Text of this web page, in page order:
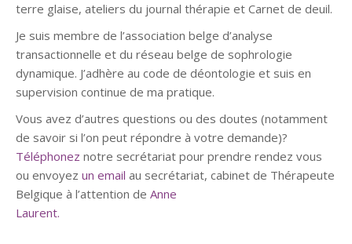
terre glaise, ateliers du journal thérapie et Carnet de deuil.
Je suis membre de l’association belge d’analyse
transactionnelle et du réseau belge de sophrologie
dynamique. J’adhère au code de déontologie et suis en
supervision continue de ma pratique.
Vous avez d’autres questions ou des doutes (notamment
de savoir si l’on peut répondre à votre demande)?
Téléphonez notre secrétariat pour prendre rendez vous
ou envoyez un email au secrétariat, cabinet de Thérapeute
Belgique à l’attention de Anne
Laurent.